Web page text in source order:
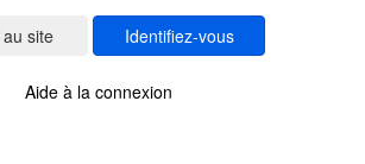
Identifiez-vous
Aide à la connexion